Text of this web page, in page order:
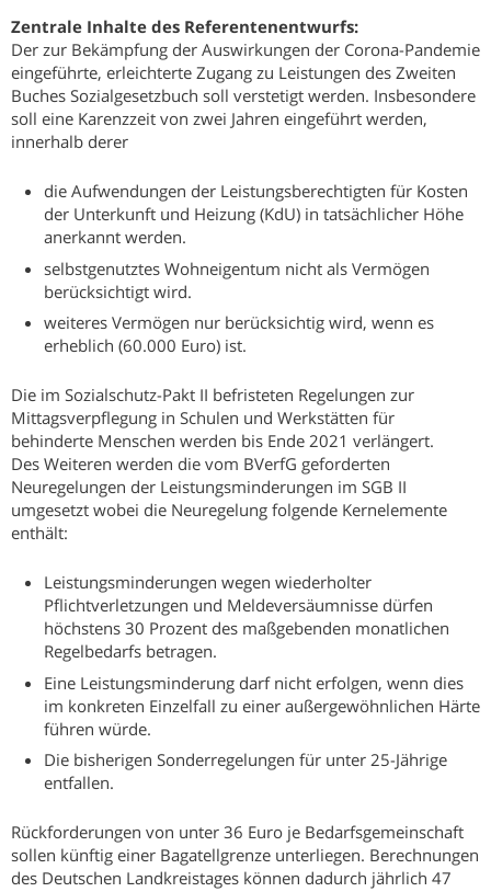
Zentrale Inhalte des Referentenentwurfs:
Der zur Bekämpfung der Auswirkungen der Corona-Pandemie
eingeführte, erleichterte Zugang zu Leistungen des Zweiten
Buches Sozialgesetzbuch soll verstetigt werden. Insbesondere
soll eine Karenzzeit von zwei Jahren eingeführt werden,
innerhalb derer
die Aufwendungen der Leistungsberechtigten für Kosten
der Unterkunft und Heizung (KdU) in tatsächlicher Höhe
anerkannt werden.
selbstgenutztes Wohneigentum nicht als Vermögen
berücksichtigt wird.
weiteres Vermögen nur berücksichtig wird, wenn es
erheblich (60.000 Euro) ist.
Die im Sozialschutz-Pakt II befristeten Regelungen zur
Mittagsverpflegung in Schulen und Werkstätten für
behinderte Menschen werden bis Ende 2021 verlängert.
Des Weiteren werden die vom BVerfG geforderten
Neuregelungen der Leistungsminderungen im SGB II
umgesetzt wobei die Neuregelung folgende Kernelemente
enthält:
Leistungsminderungen wegen wiederholter
Pflichtverletzungen und Meldeversäumnisse dürfen
höchstens 30 Prozent des maßgebenden monatlichen
Regelbedarfs betragen.
Eine Leistungsminderung darf nicht erfolgen, wenn dies
im konkreten Einzelfall zu einer außergewöhnlichen Härte
führen würde.
Die bisherigen Sonderregelungen für unter 25-Jährige
entfallen.
Rückforderungen von unter 36 Euro je Bedarfsgemeinschaft
sollen künftig einer Bagatellgrenze unterliegen. Berechnungen
des Deutschen Landkreistages können dadurch jährlich 47